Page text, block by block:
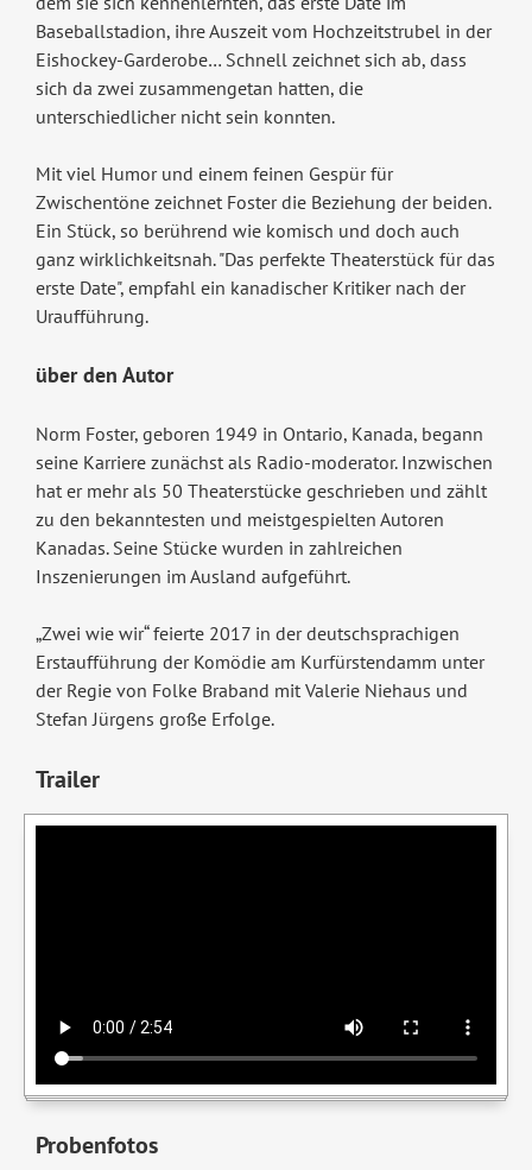
Baseballstadion, ihre Auszeit vom Hochzeitstrubel in der
Eishockey-Garderobe… Schnell zeichnet sich ab, dass
sich da zwei zusammengetan hatten, die
unterschiedlicher nicht sein konnten.
Mit viel Humor und einem feinen Gespür für
Zwischentöne zeichnet Foster die Beziehung der beiden.
Ein Stück, so berührend wie komisch und doch auch
ganz wirklichkeitsnah. "Das perfekte Theaterstück für das
erste Date", empfahl ein kanadischer Kritiker nach der
Uraufführung.
über den Autor
Norm Foster, geboren 1949 in Ontario, Kanada, begann
seine Karriere zunächst als Radio-moderator. Inzwischen
hat er mehr als 50 Theaterstücke geschrieben und zählt
zu den bekanntesten und meistgespielten Autoren
Kanadas. Seine Stücke wurden in zahlreichen
Inszenierungen im Ausland aufgeführt.
„Zwei wie wir“ feierte 2017 in der deutschsprachigen
Erstaufführung der Komödie am Kurfürstendamm unter
der Regie von Folke Braband mit Valerie Niehaus und
Stefan Jürgens große Erfolge.
Trailer
Probenfotos